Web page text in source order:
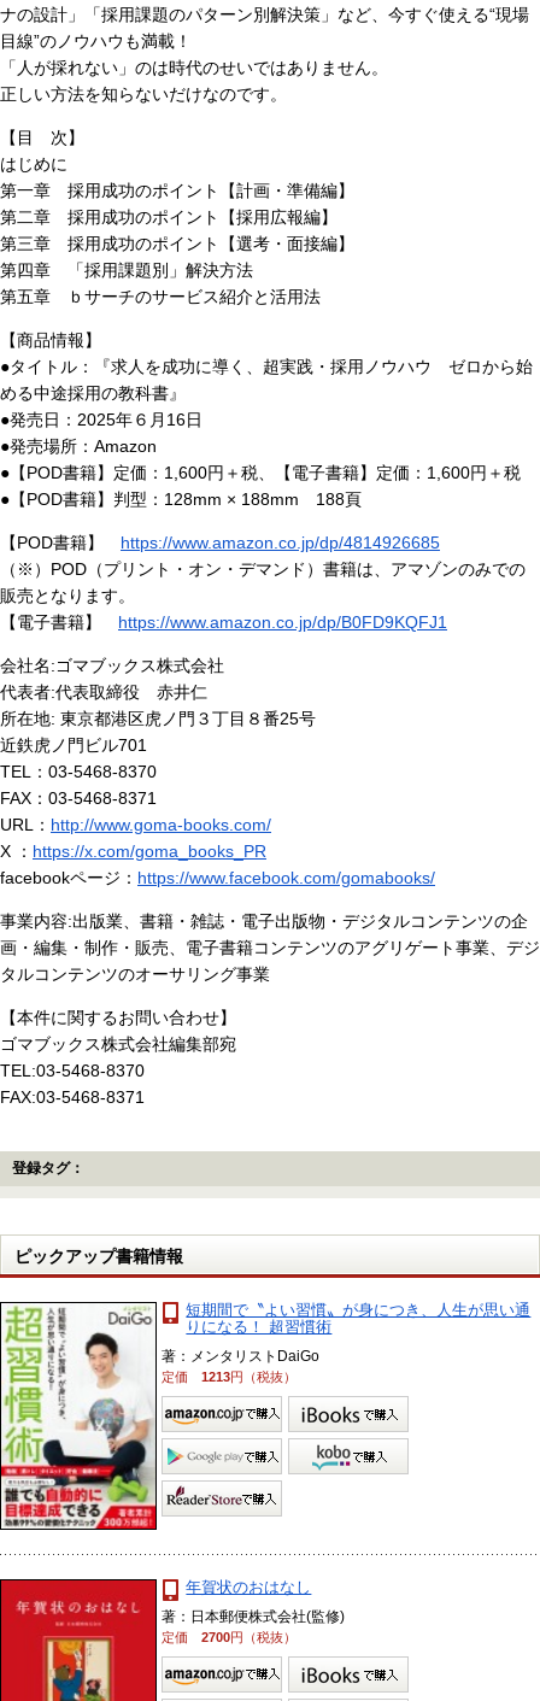
ナの設計」「採用課題のパターン別解決策」など、今すぐ使える“現場
目線”のノウハウも満載！
「人が採れない」のは時代のせいではありません。
正しい方法を知らないだけなのです。
【目 次】
はじめに
第一章 採用成功のポイント【計画・準備編】
第二章 採用成功のポイント【採用広報編】
第三章 採用成功のポイント【選考・面接編】
第四章 「採用課題別」解決方法
第五章 ｂサーチのサービス紹介と活用法
【商品情報】
●タイトル：『求人を成功に導く、超実践・採用ノウハウ ゼロから始
める中途採用の教科書』
●発売日：2025年６月16日
●発売場所：Amazon
●【POD書籍】定価：1,600円＋税、【電子書籍】定価：1,600円＋税
●【POD書籍】判型：128mm × 188mm 188頁
【POD書籍】 https://www.amazon.co.jp/dp/4814926685
（※）POD（プリント・オン・デマンド）書籍は、アマゾンのみでの
販売となります。
【電子書籍】 https://www.amazon.co.jp/dp/B0FD9KQFJ1
会社名:ゴマブックス株式会社
代表者:代表取締役 赤井仁
所在地: 東京都港区虎ノ門３丁目８番25号
近鉄虎ノ門ビル701
TEL：03-5468-8370
FAX：03-5468-8371
URL： http://www.goma-books.com/
X ： https://x.com/goma_books_PR
facebookページ： https://www.facebook.com/gomabooks/
事業内容:出版業、書籍・雑誌・電子出版物・デジタルコンテンツの企
画・編集・制作・販売、電子書籍コンテンツのアグリゲート事業、デジ
タルコンテンツのオーサリング事業
【本件に関するお問い合わせ】
ゴマブックス株式会社編集部宛
TEL:03-5468-8370
FAX:03-5468-8371
登録タグ：
ピックアップ書籍情報
短期間で〝よい習慣〟が身につき、人生が思い通
りになる！ 超習慣術
著：メンタリストDaiGo
定価1213円（税抜）
年賀状のおはなし
著：日本郵便株式会社(監修)
定価2700円（税抜）